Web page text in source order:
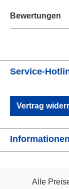
Bewertungen
Service-
Vertrag
Informationen
Alle